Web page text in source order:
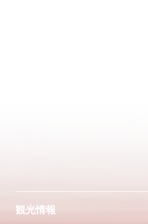
観光情報